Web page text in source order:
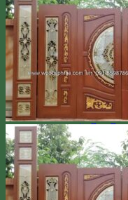
โชว์รูมสินค้า
เตาอบไม้สัก
เกรดไม้สัก
เกี่ยวกับเรา
ค่าทำสี
การขนส่ง
บทความ
สินค้าโปรโม
ผลงานติดตั้งจริง /
ติดต่อเรา